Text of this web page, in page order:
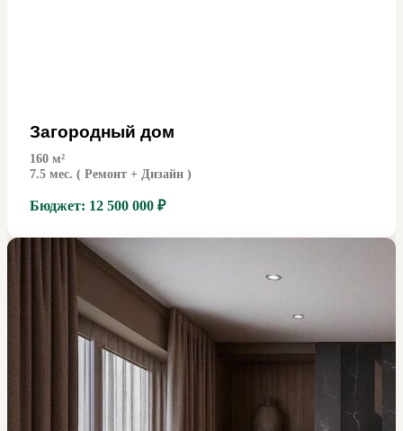
Загородный дом
160 м²
7.5 мес. ( Ремонт + Дизайн )
Бюджет: 12 500 000 ₽